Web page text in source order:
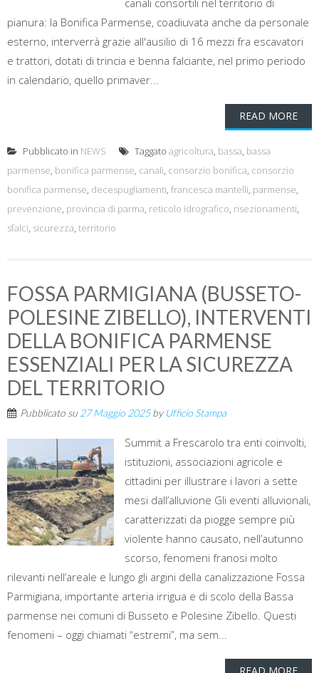
canali consortili nel territorio di
pianura: la Bonifica Parmense, coadiuvata anche da personale
esterno, interverrà grazie all'ausilio di 16 mezzi fra escavatori
e trattori, dotati di trincia e benna falciante, nel primo periodo
in calendario, quello primaver...
READ MORE
Pubblicato in NEWS Taggato agricoltura, bassa, bassa
parmense, bonifica parmense, canali, consorzio bonifica, consorzio
bonifica parmense, decespugliamenti, francesca mantelli, parmense,
prevenzione, provincia di parma, reticolo idrografico, risezionamenti,
sfalci, sicurezza, territorio
FOSSA PARMIGIANA (BUSSETO-
POLESINE ZIBELLO), INTERVENTI
DELLA BONIFICA PARMENSE
ESSENZIALI PER LA SICUREZZA
DEL TERRITORIO
Pubblicato su 27 Maggio 2025by Ufficio Stampa
Summit a Frescarolo tra enti coinvolti,
istituzioni, associazioni agricole e
cittadini per illustrare i lavori a sette
mesi dall’alluvione Gli eventi alluvionali,
caratterizzati da piogge sempre più
violente hanno causato, nell’autunno
scorso, fenomeni franosi molto
rilevanti nell’areale e lungo gli argini della canalizzazione Fossa
Parmigiana, importante arteria irrigua e di scolo della Bassa
parmense nei comuni di Busseto e Polesine Zibello. Questi
fenomeni – oggi chiamati “estremi”, ma sem...